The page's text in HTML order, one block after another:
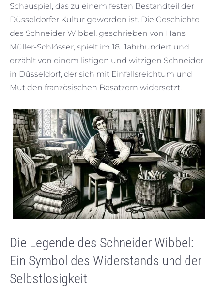
Schauspiel, das zu einem festen Bestandteil der
Düsseldorfer Kultur geworden ist. Die Geschichte
des Schneider Wibbel, geschrieben von Hans
Müller-Schlösser, spielt im 18. Jahrhundert und
erzählt von einem listigen und witzigen Schneider
in Düsseldorf, der sich mit Einfallsreichtum und
Mut den französischen Besatzern widersetzt.
Die Legende des Schneider Wibbel:
Ein Symbol des Widerstands und der
Selbstlosigkeit